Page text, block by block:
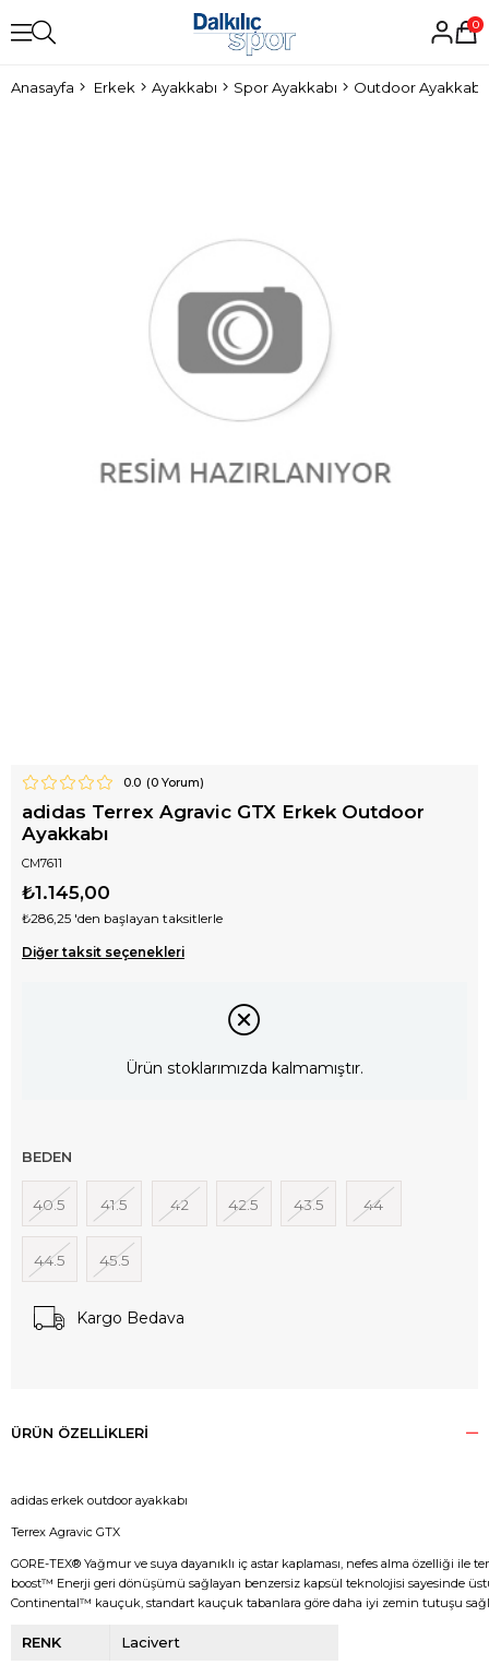
0
Anasayfa Erkek Ayakkabı Spor Ayakkabı Outdoor Ayakkabı
0.0 (0Yorum)
adidas Terrex Agravic GTX Erkek Outdoor
Ayakkabı
CM7611
₺1.145,00
₺286,25 'den başlayan taksitlerle
Diğer taksit seçenekleri
Ürün stoklarımızda kalmamıştır.
BEDEN
40.5 41.5 42 42.5 43.5 44
44.5 45.5
Kargo Bedava
ÜRÜN ÖZELLIKLERI
adidas erkek outdoor ayakkabı
Terrex Agravic GTX
GORE-TEX® Yağmur ve suya dayanıklı iç astar kaplaması, nefes alma özelliği
boost™ Enerji geri dönüşümü sağlayan benzersiz kapsül teknolojisi sayesinde
Continental™ kauçuk, standart kauçuk tabanlara göre daha iyi zemin tutuşu
RENK Lacivert